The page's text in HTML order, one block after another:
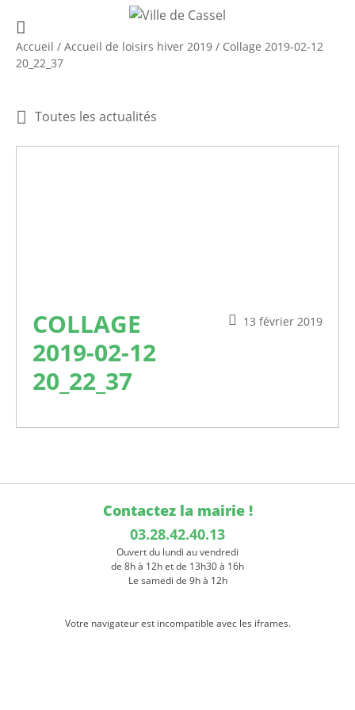
Accueil / Accueil de loisirs hiver 2019 / Collage 2019-02-12
20_22_37
Toutes les actualités
13 février 2019
COLLAGE
2019-02-12
20_22_37
Contactez la mairie !
03.28.42.40.13
Ouvert du lundi au vendredi
de 8h à 12h et de 13h30 à 16h
Le samedi de 9h à 12h
Votre navigateur est incompatible avec les iframes.